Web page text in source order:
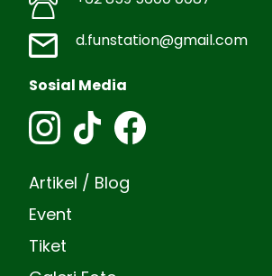
d.funstation@gmail.com
Sosial Media
Artikel / Blog
Event
Tiket